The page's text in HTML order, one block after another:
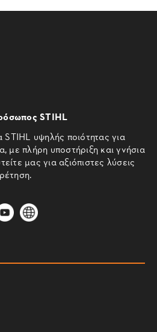
STIHL
υψηλής ποιότητας για
με πλήρη υποστήριξη και γνήσια
μας για αξιόπιστες λύσεις